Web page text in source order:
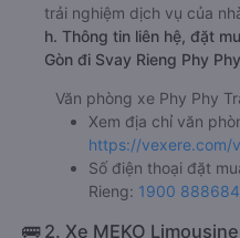
trải nghiệm dịch vụ của
h. Thông tin liên hệ, đặt
Gòn đi Svay Rieng Phy
Văn phòng xe Phy Phy
Xem địa chỉ văn
https://vexere.com/
Số điện thoại đặt
Rieng: 1900 888684
🚌 2. Xe MEKO